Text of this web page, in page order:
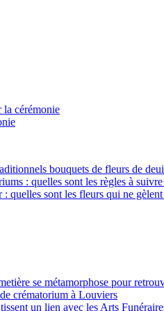
la cérémonie
bouquets de fleurs de
: quelles sont les règles à
quelles sont les fleurs qui ne gèlent
se métamorphose pour
crématorium à Louviers
un lien avec les Arts